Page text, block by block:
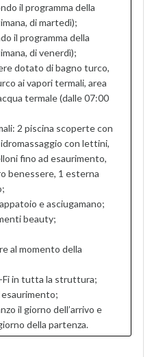
il programma della
di martedì);
il programma della
di venerdì);
dotato di bagno turco,
ai vapori termali, area
termale (dalle 07:00
2 piscina scoperte con
con lettini,
fino ad esaurimento,
benessere, 1 esterna
e asciugamano;
beauty;
al momento della
in tutta la struttura;
il giorno dell’arrivo e
della partenza.